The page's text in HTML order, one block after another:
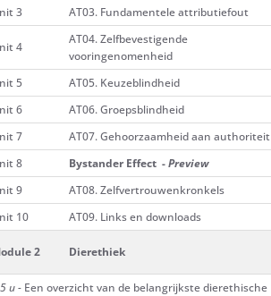
3
AT03. Fundamentele attributiefout
4
AT04. Zelfbevestigende
vooringenomenheid
5
AT05. Keuzeblindheid
6
AT06. Groepsblindheid
7
AT07. Gehoorzaamheid aan authoriteit
8
Bystander Effect -Preview
9
AT08. Zelfvertrouwenkronkels
10
AT09. Links en downloads
2 Dierethiek
u - Een overzicht van de belangrijkste dierethische